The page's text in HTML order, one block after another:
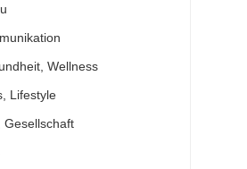
Wellness
Lifestyle
Gesellschaft